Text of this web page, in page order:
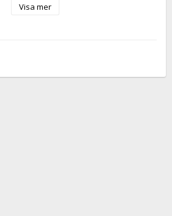
polyestervadd som ger en väl
Visa mer